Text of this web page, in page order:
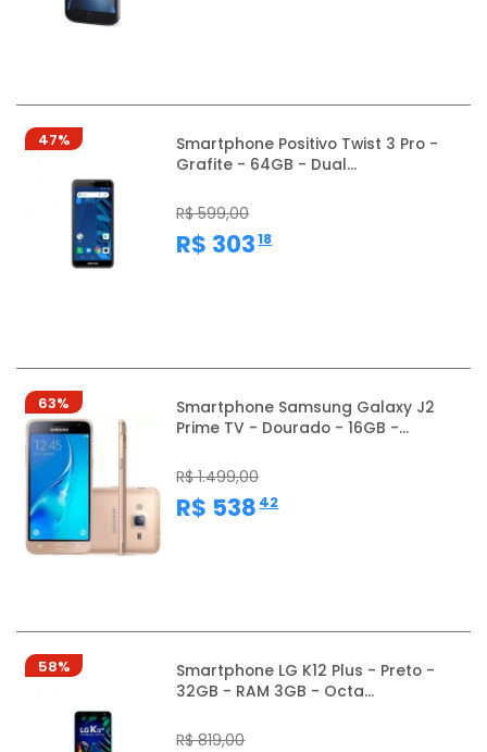
47%
Smartphone Positivo Twist 3 Pro -
Grafite - 64GB - Dual...
R$ 599,00
R$ 303,18
63%
Smartphone Samsung Galaxy J2
Prime TV - Dourado - 16GB -...
R$ 1.499,00
R$ 538 ,42
58%
Smartphone LG K12 Plus - Preto -
32GB - RAM 3GB - Octa...
R$ 819,00